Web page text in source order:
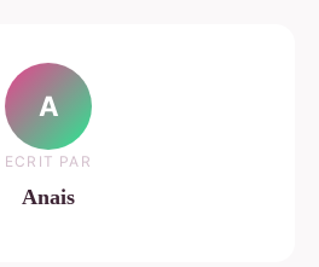
A
ECRIT PAR
Anais